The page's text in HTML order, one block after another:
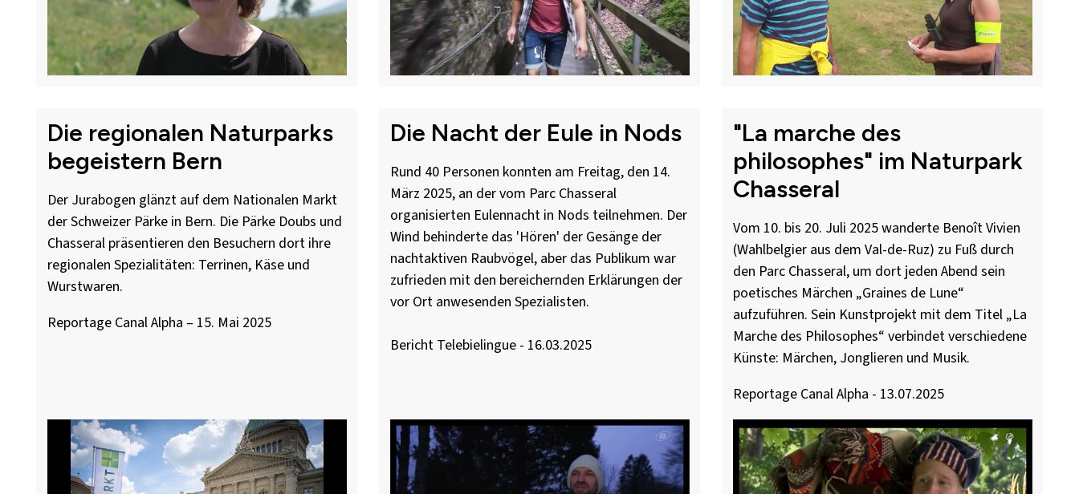
Die regionalen Naturparks
begeistern Bern
Der Jurabogen glänzt auf dem Nationalen Markt
der Schweizer Pärke in Bern. Die Pärke Doubs und
Chasseral präsentieren den Besuchern dort ihre
regionalen Spezialitäten: Terrinen, Käse und
Wurstwaren.
Reportage Canal Alpha – 15. Mai 2025
Die Nacht der Eule in Nods
Rund 40 Personen konnten am Freitag, den 14.
März 2025, an der vom Parc Chasseral
organisierten Eulennacht in Nods teilnehmen. Der
Wind behinderte das 'Hören' der Gesänge der
nachtaktiven Raubvögel, aber das Publikum war
zufrieden mit den bereichernden Erklärungen der
vor Ort anwesenden Spezialisten.
Bericht Telebielingue - 16.03.2025
"La marche des
philosophes" im Naturpark
Chasseral
Vom 10. bis 20. Juli 2025 wanderte Benoît Vivien
(Wahlbelgier aus dem Val-de-Ruz) zu Fuß durch
den Parc Chasseral, um dort jeden Abend sein
poetisches Märchen „Graines de Lune“
aufzuführen. Sein Kunstprojekt mit dem Titel „La
Marche des Philosophes“ verbindet verschiedene
Künste: Märchen, Jonglieren und Musik.
Reportage Canal Alpha - 13.07.2025